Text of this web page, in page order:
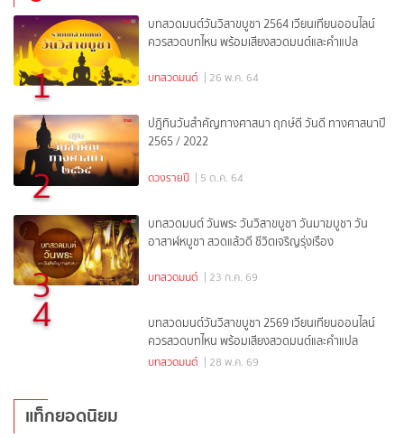
1
บทสวดมนต์วันวิสาขบูชา 2564 เวียนเทียนออนไลน์
ควรสวดบทไหน พร้อมเสียงสวดมนต์และคำแปล
บทสวดมนต์ | 26 พ.ค. 64
2
ปฎิทินวันสำคัญทางศาสนา ฤกษ์ดี วันดี ทางศาสนาปี
2565 / 2022
ดวงรายปี | 5 ต.ค. 64
3
บทสวดมนต์ วันพระ วันวิสาขบูชา วันมาฆบูชา วัน
อาสาฬหบูชา สวดแล้วดี ชีวิตเจริญรุ่งเรือง
บทสวดมนต์ | 23 ก.ค. 69
4
บทสวดมนต์วันวิสาขบูชา 2569 เวียนเทียนออนไลน์
ควรสวดบทไหน พร้อมเสียงสวดมนต์และคำแปล
บทสวดมนต์ | 28 พ.ค. 69
แท็กยอดนิยม